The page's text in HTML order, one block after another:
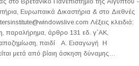
Ευρωπαικά Δικαστήρια & στο Διεθνές
Λέξεις κλειδιά:
παραλήρημα, άρθρο 131 εδ. γ΄ΑΚ,
αποζημίωση, παιδί Α. Εισαγωγή Η
μετά από βίαιη άσκηση δύναμης…